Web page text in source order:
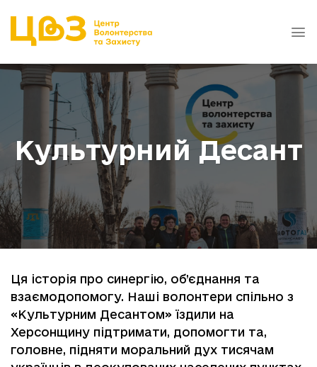
content
Культурний Десант
Ця історія про синергію, об’єднання та
взаємодопомогу. Наші волонтери спільно з
«Культурним Десантом» їздили на
Херсонщину підтримати, допомогти та,
головне, підняти моральний дух тисячам